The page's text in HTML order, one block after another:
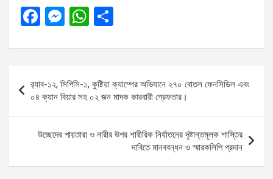
F
ce
o
o
k
M
se
n
g
er
W
at
s
A
p
p
ar
navigation
র‌্যাব-১২, সিপিসি-১, কুষ্টিয়া ক্যাম্পের অভিযানে ২৭০ বোতল ফেনসিডিল এবং
০৪ ক্যান বিয়ার সহ ০২ জন মাদক কারবারী গ্রেফতার।
উচ্ছেদের পায়তারা ও নারীর উপর শারীরিক নির্যাতনের দৃষ্টান্তমূলক শাস্তির
দাবিতে মানববন্ধন ও স্মারকলিপি প্রদান